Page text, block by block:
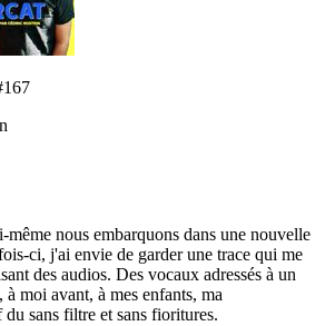
nous embarquons dans une nouvelle
ci, j'ai envie de garder une trace qui me
des audios. Des vocaux adressés à un
moi avant, à mes enfants, ma
sans filtre et sans fioritures.